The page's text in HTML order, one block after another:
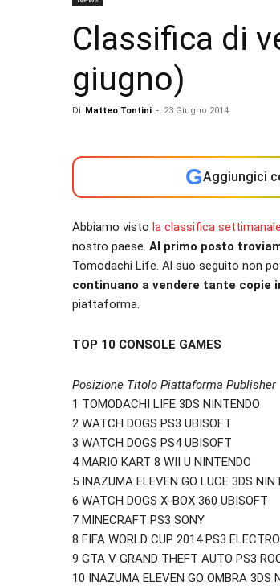
Classifica di
giugno)
Di Matteo Tontini - 23 Giugno 2014
GAggiungici
Abbiamo visto la classifica
nostro paese. Al primo posto
Tomodachi Life. Al suo seguito non
continuano a vendere tante copie
piattaforma.
TOP 10 CONSOLE GAMES
Posizione Titolo Piattaforma Publisher
1 TOMODACHI LIFE 3DS NINTENDO
2 WATCH DOGS PS3 UBISOFT
3 WATCH DOGS PS4 UBISOFT
4 MARIO KART 8 WII U NINTENDO
5 INAZUMA ELEVEN GO LUCE 3DS
6 WATCH DOGS X-BOX 360 UBISOFT
7 MINECRAFT PS3 SONY
8 FIFA WORLD CUP 2014 PS3
9 GTA V GRAND THEFT AUTO PS3
10 INAZUMA ELEVEN GO OMBRA 3DS